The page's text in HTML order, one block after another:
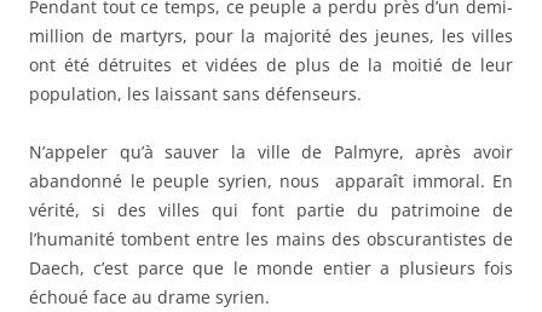
Pendant tout ce temps, ce peuple a perdu près d’un demi-
million de martyrs, pour la majorité des jeunes, les villes
ont été détruites et vidées de plus de la moitié de leur
population, les laissant sans défenseurs.
N’appeler qu’à sauver la ville de Palmyre, après avoir
abandonné le peuple syrien, nous apparaît immoral. En
vérité, si des villes qui font partie du patrimoine de
l’humanité tombent entre les mains des obscurantistes de
Daech, c’est parce que le monde entier a plusieurs fois
échoué face au drame syrien.